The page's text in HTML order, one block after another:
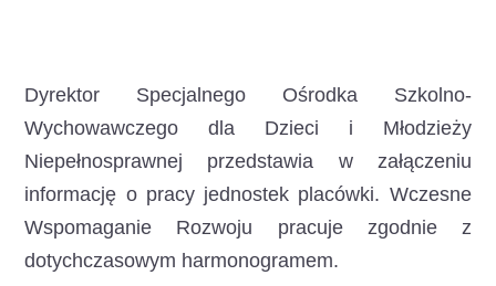
Dyrektor Specjalnego Ośrodka Szkolno-
Wychowawczego dla Dzieci i Młodzieży
Niepełnosprawnej przedstawia w załączeniu
informację o pracy jednostek placówki. Wczesne
Wspomaganie Rozwoju pracuje zgodnie z
dotychczasowym harmonogramem.